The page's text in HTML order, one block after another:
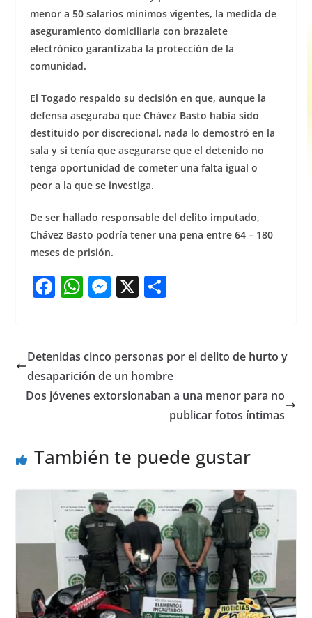
menor a 50 salarios mínimos vigentes, la medida de
aseguramiento domiciliaria con brazalete
electrónico garantizaba la protección de la
comunidad.
El Togado respaldo su decisión en que, aunque la
defensa aseguraba que Chávez Basto había sido
destituido por discrecional, nada lo demostró en la
sala y si tenía que asegurarse que el detenido no
tenga oportunidad de cometer una falta igual o
peor a la que se investiga.
De ser hallado responsable del delito imputado,
Chávez Basto podría tener una pena entre 64 – 180
meses de prisión.
F
e
b
o
W
s
A
p
M
e
n
g
X S
e
Detenidas cinco personas por el delito de hurto y
desaparición de un hombre
Dos jóvenes extorsionaban a una menor para no
publicar fotos íntimas
También te puede gustar